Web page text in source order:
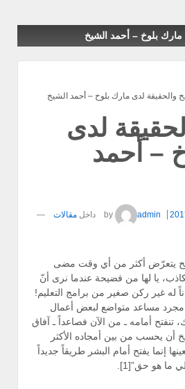
مارك بلوخ – أحمد الشيخ
والحقيقة لدى مارك بلوخ – أحمد الشيخ
لدى
– أحمد
admin داخل مقالات
—
يتعرّض أكثر من أي وقت مضى
يا لها من فضيحة عندما نرى أنّ
له غير ركن صغير من برامج التعليم!
مجرد مساعد متواضع لبعض أعمال
تنفتح أمامه ـ من الآن فصاعداً ـ آفاق
أن يحسب من بين أمجاده الأكثر
إنما يفتح أمام البشر طريقاً جديداً
ما هو حق”[1].